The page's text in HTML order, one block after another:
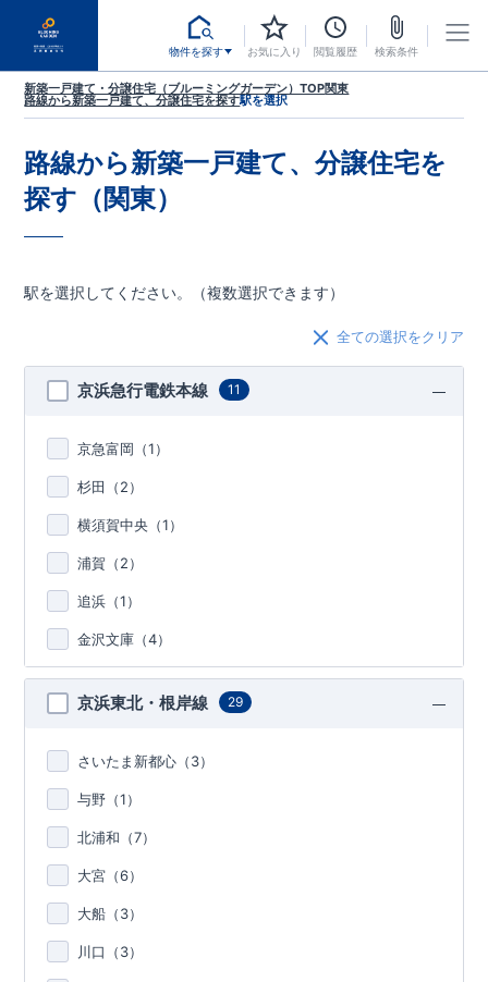
物件を探す お気に入り 閲覧履歴 検索条件
新築一戸建て・分譲住宅（ブルーミングガーデン）TOP関東
路線から新築一戸建て、分譲住宅を探す駅を選択
路線から新築一戸建て、分譲住宅を
探す（関東）
駅を選択してください。（複数選択できます）
全ての選択をクリア
京浜急行電鉄本線 11
京急富岡（1）
杉田（2）
横須賀中央（1）
浦賀（2）
追浜（1）
金沢文庫（4）
京浜東北・根岸線 29
さいたま新都心（3）
与野（1）
北浦和（7）
大宮（6）
大船（3）
川口（3）